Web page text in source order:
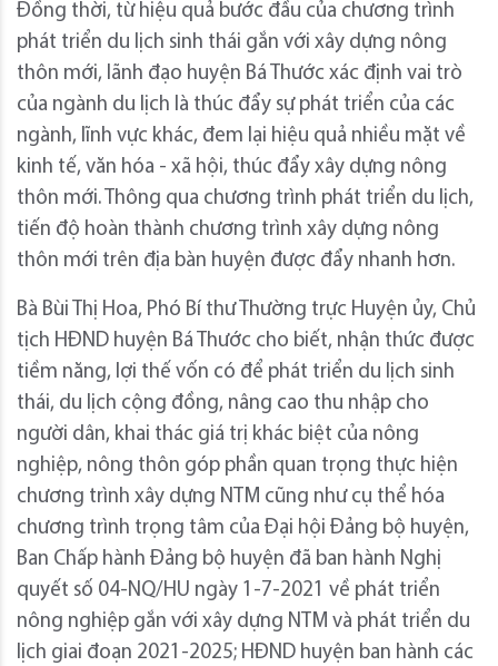
Đồng thời, từ hiệu quả bước đầu của chương trình
phát triển du lịch sinh thái gắn với xây dựng nông
thôn mới, lãnh đạo huyện Bá Thước xác định vai trò
của ngành du lịch là thúc đẩy sự phát triển của các
ngành, lĩnh vực khác, đem lại hiệu quả nhiều mặt về
kinh tế, văn hóa - xã hội, thúc đẩy xây dựng nông
thôn mới. Thông qua chương trình phát triển du lịch,
tiến độ hoàn thành chương trình xây dựng nông
thôn mới trên địa bàn huyện được đẩy nhanh hơn.
Bà Bùi Thị Hoa, Phó Bí thư Thường trực Huyện ủy, Chủ
tịch HĐND huyện Bá Thước cho biết, nhận thức được
tiềm năng, lợi thế vốn có để phát triển du lịch sinh
thái, du lịch cộng đồng, nâng cao thu nhập cho
người dân, khai thác giá trị khác biệt của nông
nghiệp, nông thôn góp phần quan trọng thực hiện
chương trình xây dựng NTM cũng như cụ thể hóa
chương trình trọng tâm của Đại hội Đảng bộ huyện,
Ban Chấp hành Đảng bộ huyện đã ban hành Nghị
quyết số 04-NQ/HU ngày 1-7-2021 về phát triển
nông nghiệp gắn với xây dựng NTM và phát triển du
lịch giai đoạn 2021-2025; HĐND huyện ban hành các